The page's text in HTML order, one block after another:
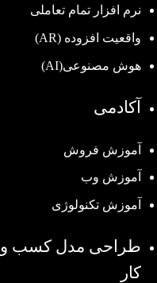
نرم افزار تمام تعاملی
واقعیت افزوده (AR)
هوش مصنوعی(AI)
آکادمی
آموزش فروش
آموزش وب
آموزش تکنولوژی
طراحی مدل کسب و
کار